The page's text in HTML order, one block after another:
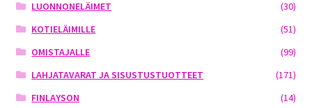
LUONNONELÄIMET
(30)
KOTIELÄIMILLE
(51)
OMISTAJALLE
(99)
LAHJATAVARAT JA SISUSTUSTUOTTEET
(171)
FINLAYSON
(14)